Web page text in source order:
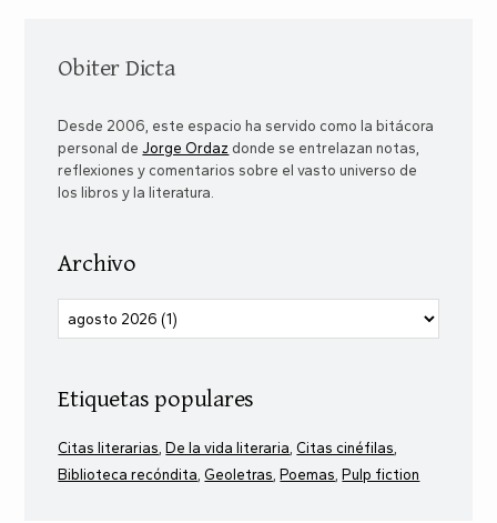
Obiter Dicta
Desde 2006, este espacio ha servido como la bitácora
personal de Jorge Ordaz donde se entrelazan notas,
reflexiones y comentarios sobre el vasto universo de
los libros y la literatura.
Archivo
Etiquetas populares
Citas literarias De la vida literaria Citas cinéfilas
Biblioteca recóndita Geoletras Poemas Pulp fiction